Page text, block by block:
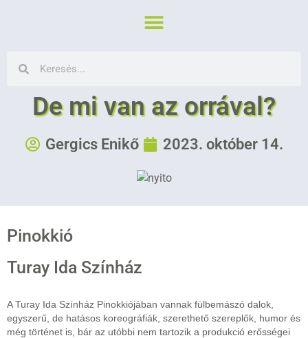
De mi van az orrával?
Gergics Enikő 2023. október 14.
Pinokkió
Turay Ida Színház
A Turay Ida Színház Pinokkiójában vannak fülbemászó dalok,
egyszerű, de hatásos koreográfiák, szerethető szereplők, humor és
még történet is, bár az utóbbi nem tartozik a produkció erősségei